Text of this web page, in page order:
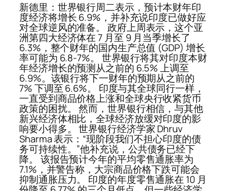
新德里：世界银行周二表示，预计本财年印
度经济将增长 6.9%，并补充说印度已做好应
对全球逆风的准备。 政府上周表示，这个亚
洲第四大经济体在 7 月至 9 月当季增长了
6.3%，整个财年的国内生产总值 (GDP) 增长
率可能为 6.8-7%。 世界银行将其对印度本财
年经济增长的预测从之前的 6.5% 上调至
6.9%。该银行将下一财年的预期从之前的
7% 下调至 6.6%。 印度与其全球同行一样，
一直受到商品价格上涨和全球央行收紧货币
政策的困扰。 然而，世界银行相信，与其他
新兴经济体相比，全球经济放缓对印度的影
响要小得多。 世界银行经济学家 Dhruv
Sharma 表示：“现阶段我们不担心印度的债
务可持续性。”他补充说，公共债务已经下
降。 该报告预计今年的平均零售通胀率为
7.1%，并警告称，大宗商品价格下跌可能会
抑制通胀压力。 印度的年度零售通胀在 10 月